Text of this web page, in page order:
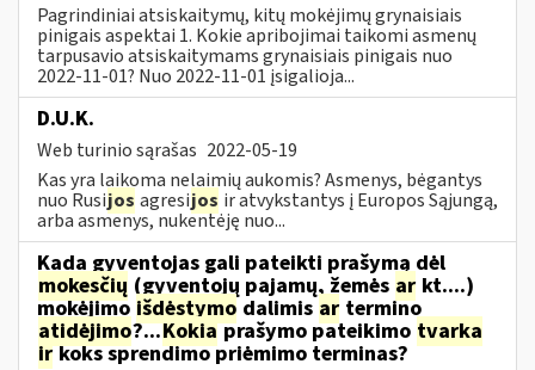
Pagrindiniai atsiskaitymų, kitų mokėjimų grynaisiais
pinigais aspektai 1. Kokie apribojimai taikomi asmenų
tarpusavio atsiskaitymams grynaisiais pinigais nuo
2022-11-01? Nuo 2022-11-01 įsigalioja...
D.U.K.
Web turinio sąrašas 2022-05-19
Kas yra laikoma nelaimių aukomis? Asmenys, bėgantys
nuo Rusijos agresijos ir atvykstantys į Europos Sąjungą,
arba asmenys, nukentėję nuo...
Kada gyventojas gali pateikti prašymą dėl
mokesčių (gyventojų pajamų, žemės ar kt....)
mokėjimo išdėstymo dalimis ar termino
atidėjimo?...Kokiaprašymo pateikimo tvarka
irkoks sprendimo priėmimo terminas?